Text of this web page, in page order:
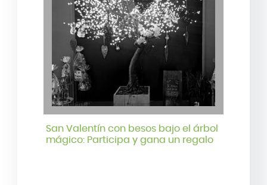
San Valentín con besos bajo el árbol
mágico: Participa y gana un regalo